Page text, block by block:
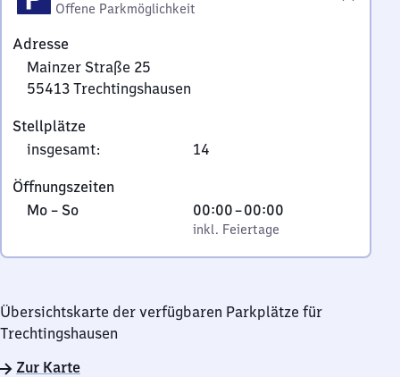
Offene Parkmöglichkeit
Adresse
Mainzer Straße 25
55413 Trechtingshausen
Straße
25,
5
4
3
Stellplätze
insgesamt: 14
Öffnungszeiten
Montag
Sonntag
Mo – So,
00:00–00:00
Von
0
Uhr
Uhr
inkl. Feiertage
Übersichtskarte der verfügbaren Parkplätze für
Trechtingshausen
Zur Karte